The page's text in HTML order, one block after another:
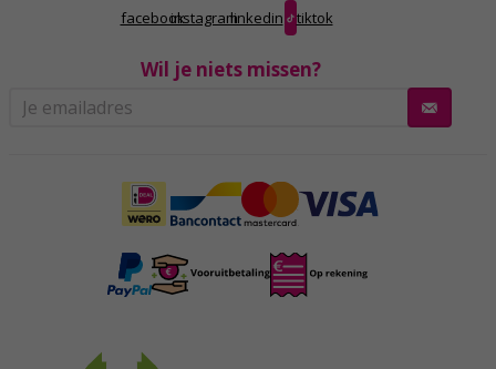
facebookinstagramlinkedin tiktok
Wil je niets missen?